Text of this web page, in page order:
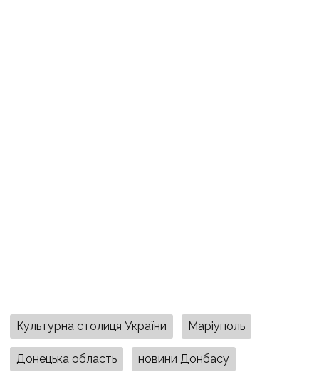
Культурна столиця України Маріуполь
Донецька область новини Донбасу